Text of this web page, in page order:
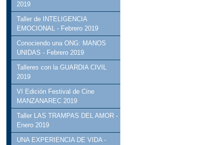
2019
Taller de INTELIGENCIA
EMOCIONAL - Febrero 2019
Conociendo una ONG: MANOS
UNIDAS - Febrero 2019
Talleres con la GUARDIA CIVIL
2019
VI Edición Festival de Cine
MANZANAREC 2019
Taller LAS TRAMPAS DEL AMOR -
Enero 2019
UNA EXPERIENCIA DE VIDA -